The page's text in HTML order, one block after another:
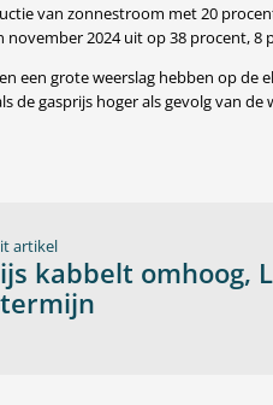
van zonnestroom met 20
2024 uit op 38 procent, 8
een grote weerslag hebben op
de gasprijs hoger als gevolg van
artikel
kabbelt omhoog,